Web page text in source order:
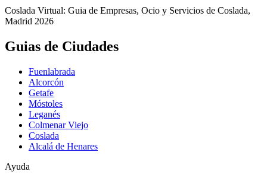
Coslada Virtual: Guia de Empresas, Ocio y Servicios de Coslada,
Madrid 2026
Guias de Ciudades
Fuenlabrada
Alcorcón
Getafe
Móstoles
Leganés
Colmenar Viejo
Coslada
Alcalá de Henares
Ayuda